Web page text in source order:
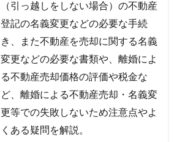
（引っ越しをしない場合）の不動産
登記の名義変更などの必要な手続
き、また不動産を売却に関する名義
変更などの必要な書類や、離婚によ
る不動産売却価格の評価や税金な
ど、離婚による不動産売却・名義変
更等での失敗しないため注意点やよ
くある疑問を解説。